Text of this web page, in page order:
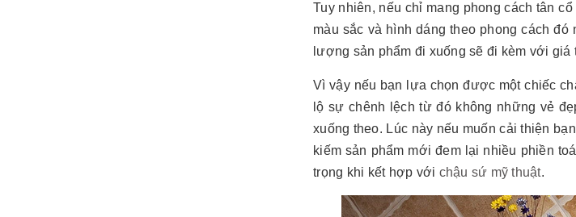
Tuy nhiên, nếu chỉ mang phong cách tân
màu sắc và hình dáng theo phong cách
lượng sản phẩm đi xuống sẽ đi kèm với giá
Vì vậy nếu bạn lựa chọn được một chiếc
lộ sự chênh lệch từ đó không những vẻ
xuống theo. Lúc này nếu muốn cải thiện
kiếm sản phẩm mới đem lại nhiều phiền
trọng khi kết hợp với chậu sứ mỹ thuật.